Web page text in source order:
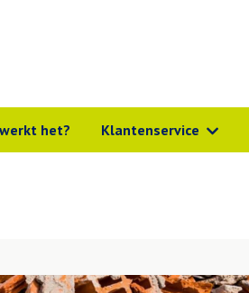
het? Klantenservice